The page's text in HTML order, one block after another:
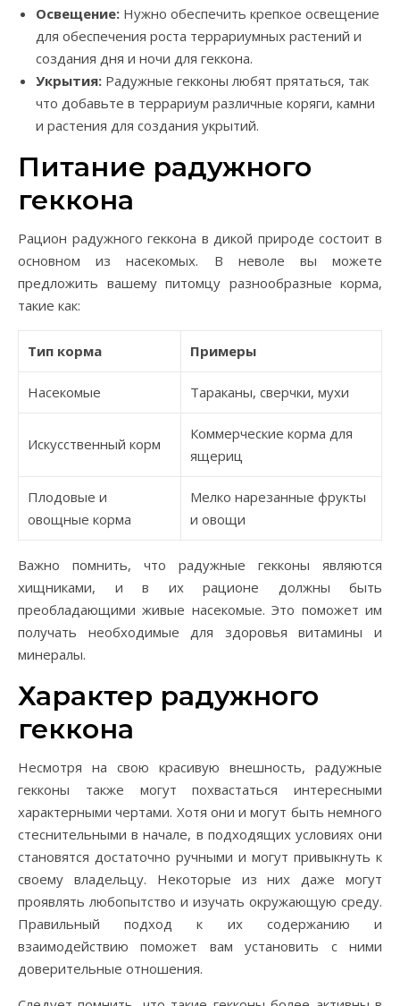
Освещение: Нужно обеспечить крепкое освещение
для обеспечения роста террариумных растений и
создания дня и ночи для геккона.
Укрытия: Радужные гекконы любят прятаться, так
что добавьте в террариум различные коряги, камни
и растения для создания укрытий.
Питание радужного
геккона
Рацион радужного геккона в дикой природе состоит в
основном из насекомых. В неволе вы можете
предложить вашему питомцу разнообразные корма,
такие как:
Тип корма Примеры
Насекомые Тараканы, сверчки, мухи
Искусственный корм
Коммерческие корма для
ящериц
Плодовые и
овощные корма
Мелко нарезанные фрукты
и овощи
Важно помнить, что радужные гекконы являются
хищниками, и в их рационе должны быть
преобладающими живые насекомые. Это поможет им
получать необходимые для здоровья витамины и
минералы.
Характер радужного
геккона
Несмотря на свою красивую внешность, радужные
гекконы также могут похвастаться интересными
характерными чертами. Хотя они и могут быть немного
стеснительными в начале, в подходящих условиях они
становятся достаточно ручными и могут привыкнуть к
своему владельцу. Некоторые из них даже могут
проявлять любопытство и изучать окружающую среду.
Правильный подход к их содержанию и
взаимодействию поможет вам установить с ними
доверительные отношения.